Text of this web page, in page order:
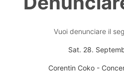
Vuoi denunciare il
Sat. 28.
Corentin Coko -